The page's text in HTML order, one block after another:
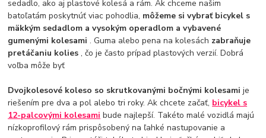
sedadlo, ako aj plastové kolesá a rám. Ak chceme našim
batoľatám poskytnúť viac pohodlia, môžeme si vybrať bicykel s
mäkkým sedadlom a vysokým operadlom a vybavené
gumenými kolesami. Guma alebo pena na kolesách zabraňuje
pretáčaniu kolies, čo je často prípad plastových verzií. Dobrá
voľba môže byť
Dvojkolesové koleso so skrutkovanými bočnými kolesamije
riešením pre dva a pol alebo tri roky. Ak chcete začať, bicykel s
12-palcovými kolesami bude najlepší. Takéto malé vozidlá majú
nízkoprofilový rám prispôsobený na ľahké nastupovanie a